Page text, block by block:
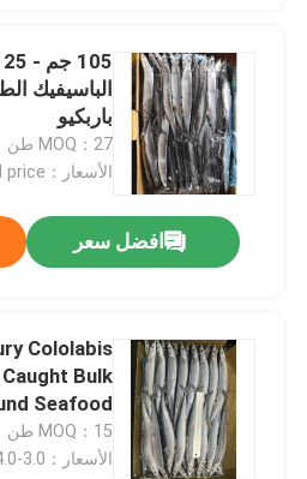
الباسيفيك
باربكيو
MOQ：27 طن
الأسعار：Negotiated price
افضل سعر
Cololabis
Bulk
Seafood
MOQ：15 طن
الأسعار：3.0-4.0